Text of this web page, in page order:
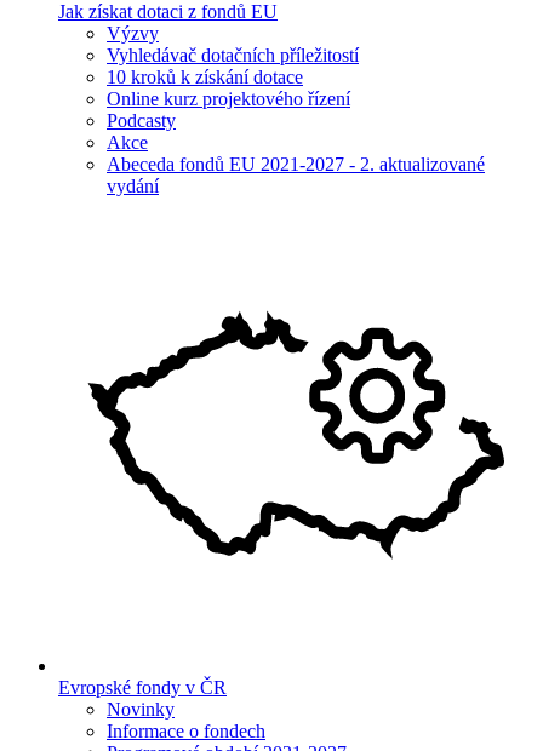
Jak získat dotaci z fondů EU
Výzvy
Vyhledávač dotačních příležitostí
10 kroků k získání dotace
Online kurz projektového řízení
Podcasty
Akce
Abeceda fondů EU 2021-2027 - 2. aktualizované
vydání
Evropské fondy v ČR
Novinky
Informace o fondech